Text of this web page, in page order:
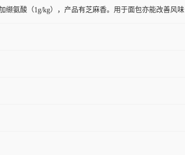
氨酸（1g/kg），产品有芝麻香。用于面包亦能改善风味